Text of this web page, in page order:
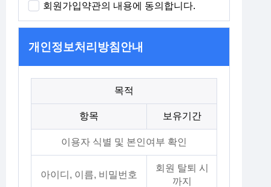
회원가입약관의 내용에 동의합니다.
개인정보처리방침안내
목적
항목 보유기간
이용자 식별 및 본인여부 확인
아이디, 이름, 비밀번호
회원 탈퇴 시
까지